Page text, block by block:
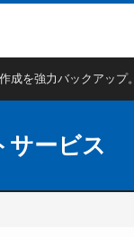
成を強力バックアップ。
サービス